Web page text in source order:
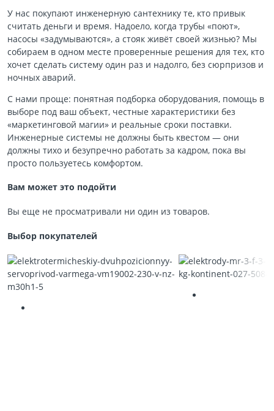
У нас покупают инженерную сантехнику те, кто привык
считать деньги и время. Надоело, когда трубы «поют»,
насосы «задумываются», а стояк живёт своей жизнью? Мы
собираем в одном месте проверенные решения для тех, кто
хочет сделать систему один раз и надолго, без сюрпризов и
ночных аварий.
С нами проще: понятная подборка оборудования, помощь в
выборе под ваш объект, честные характеристики без
«маркетинговой магии» и реальные сроки поставки.
Инженерные системы не должны быть квестом — они
должны тихо и безупречно работать за кадром, пока вы
просто пользуетесь комфортом.
Вам может это подойти
Вы еще не просматривали ни один из товаров.
Выбор покупателей